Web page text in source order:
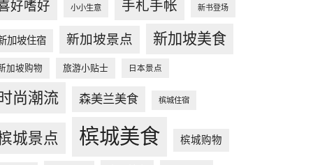
好嗜好 小小生意 手札手帐 新书登场
加坡住宿 新加坡景点 新加坡美食
加坡购物 旅游小贴士 日本景点
尚潮流 森美兰美食 槟城住宿
城景点 槟城美食 槟城购物